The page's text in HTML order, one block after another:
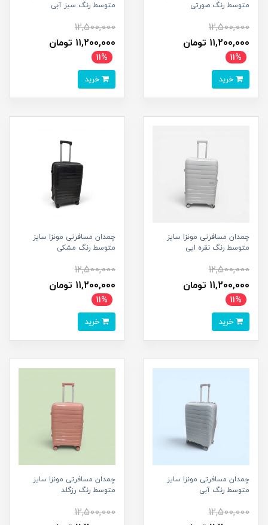
متوسط رنگ صورتی
12,500,000
11,200,000 تومان
11%
متوسط رنگ سبز آبی
12,500,000
11,200,000 تومان
11%
چمدان مسافرتی مونزا سایز
متوسط رنگ نقره ایی
12,500,000
11,200,000 تومان
11%
چمدان مسافرتی مونزا سایز
متوسط رنگ مشکی
12,500,000
11,200,000 تومان
11%
چمدان مسافرتی مونزا سایز
متوسط رنگ آبی
12,500,000
چمدان مسافرتی مونزا سایز
متوسط رنگ رزگلد
12,500,000